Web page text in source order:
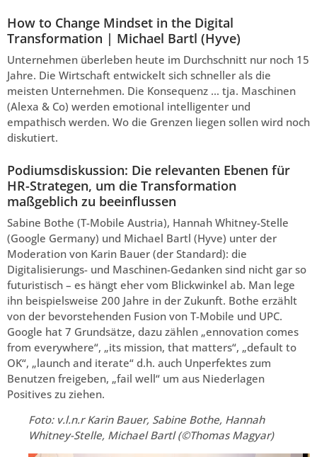
How to Change Mindset in the Digital
Transformation | Michael Bartl (Hyve)
Unternehmen überleben heute im Durchschnitt nur noch 15
Jahre. Die Wirtschaft entwickelt sich schneller als die
meisten Unternehmen. Die Konsequenz … tja. Maschinen
(Alexa & Co) werden emotional intelligenter und
empathisch werden. Wo die Grenzen liegen sollen wird noch
diskutiert.
Podiumsdiskussion: Die relevanten Ebenen für
HR-Strategen, um die Transformation
maßgeblich zu beeinflussen
Sabine Bothe (T-Mobile Austria), Hannah Whitney-Stelle
(Google Germany) und Michael Bartl (Hyve) unter der
Moderation von Karin Bauer (der Standard): die
Digitalisierungs- und Maschinen-Gedanken sind nicht gar so
futuristisch – es hängt eher vom Blickwinkel ab. Man lege
ihn beispielsweise 200 Jahre in der Zukunft. Bothe erzählt
von der bevorstehenden Fusion von T-Mobile und UPC.
Google hat 7 Grundsätze, dazu zählen „ennovation comes
from everywhere“, „its mission, that matters“, „default to
OK“, „launch and iterate“ d.h. auch Unperfektes zum
Benutzen freigeben, „fail well“ um aus Niederlagen
Positives zu ziehen.
Foto: v.l.n.r Karin Bauer, Sabine Bothe, Hannah
Whitney-Stelle, Michael Bartl (©Thomas Magyar)